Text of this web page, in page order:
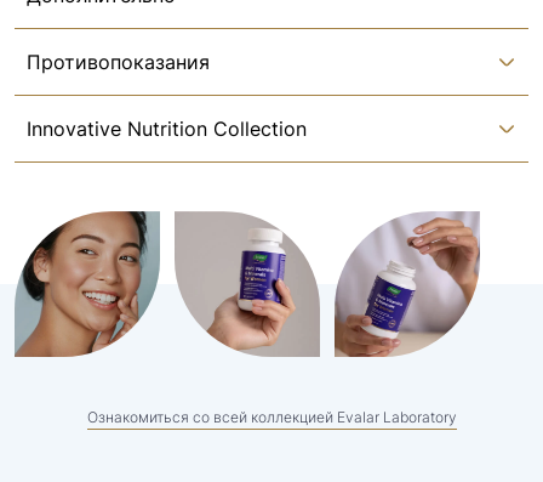
Противопоказания
Innovative Nutrition Collection
Ознакомиться со всей коллекцией Evalar Laboratory